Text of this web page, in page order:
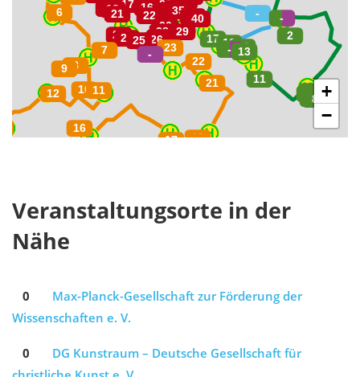
+
−
Veranstaltungsorte in der
Nähe
0
Max-Planck-Gesellschaft zur Förderung der
Wissenschaften e. V.
0
DG Kunstraum – Deutsche Gesellschaft für